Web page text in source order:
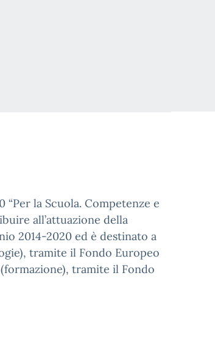
“Per la Scuola. Competenze e
all’attuazione della
2014-2020 ed è destinato a
tramite il Fondo Europeo
tramite il Fondo